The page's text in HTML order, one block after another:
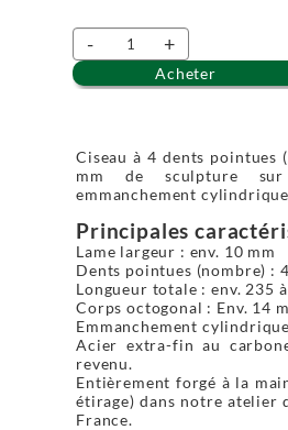
- +
Acheter
Ciseau à 4 dents pointues
mm de sculpture
emmanchement
Principales
Lame largeur : env. 10 mm
Dents pointues (nombre) : 4
Longueur totale : env. 235
Corps octogonal : Env. 14
Emmanchement
Acier extra-fin au
revenu.
Entièrement forgé à la
étirage) dans notre atelier
France.